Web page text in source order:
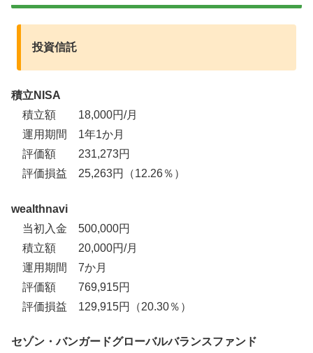
投資信託
積立NISA
積立額 18,000円/月
運用期間 1年1か月
評価額 231,273円
評価損益 25,263円（12.26％）
wealthnavi
当初入金 500,000円
積立額 20,000円/月
運用期間 7か月
評価額 769,915円
評価損益 129,915円（20.30％）
セゾン・バンガードグローバルバランスファンド